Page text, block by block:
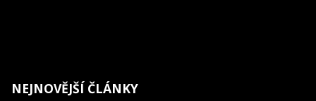
NEJNOVĚJŠÍ ČLÁNKY